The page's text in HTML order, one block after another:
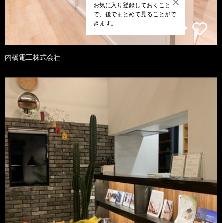
お気に入り登録しておくこと
で、後でまとめて見ることがで
きます。
内橋電工株式会社